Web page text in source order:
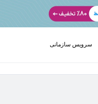
سرویس سازمانی